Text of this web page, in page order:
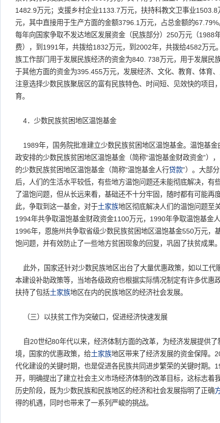
1482.9万元；支援乡村企业1133.7万元，扶持科教文卫事业
元，其中直接用于生产方面的金额3796.1万元，占总金额的
每年向国家争取不发达地区发展资金（民族部分）250万元（1988
费），到1991年，共拨给1832万元，到2002年，共拨给4582万元
族工作部门用于发展民族经济的资金为840. 738万元，用于发展民
于其他方面的资金为395.455万元，发展经济、文化、教育、体育
注意选择少数民族聚居区的富有民族特色、时间短、见效快的项目
育。
4．少数民族贫困地区温饱基金
1989年，国务院批准建立少数民族贫困地区温饱基金。温饱基金
政安排的少数民族贫困地区温饱基金（简称“温饱基金财政资金”）
的少数民族贫困地区温饱基金（简称“温饱基金人行贷款”）。大部分
后，人们的生活水平较低，有些地方温饱问题还未能彻底解决，有
了温饱问题，但从长远来看，基础还不十分牢固，随时都有可能再
此，争取到这一基金，对于土家族地区彻底解决人们的温饱问题至
1994年共争取温饱基金财政资金1100万元，1990年争取温饱基金
1996年，恩施州共争取省级少数民族贫困地区温饱基金550万元，
饱问题，并有效防止了一些地方贫困现象的回复，巩固了扶贫成果
此外，国家还针对少数民族地区出台了大量优惠政策，如以工代
本建设补助政策等，当地各级政府也根据实际情况制定有许多优惠
扶持了包括土家族地区在内的民族地区的经济社会发展。
（三）以扶贫工作为突破口，促进经济快速发展
自20世纪80年代以来，经济体制方面的改革，为经济发展提供了
境，国家的优惠政策，给土家族地区带来了经济发展的资金保障。
代化建设的关键时期，也是促进各民族共同进步繁荣的关键时期。
开，明确提出了建立社会主义市场经济体制的改革目标，这标志着
历史阶段，既为少数民族和民族地区的经济和社会发展指明了正确
得的机遇，同时也带来了一系列严峻的挑战。